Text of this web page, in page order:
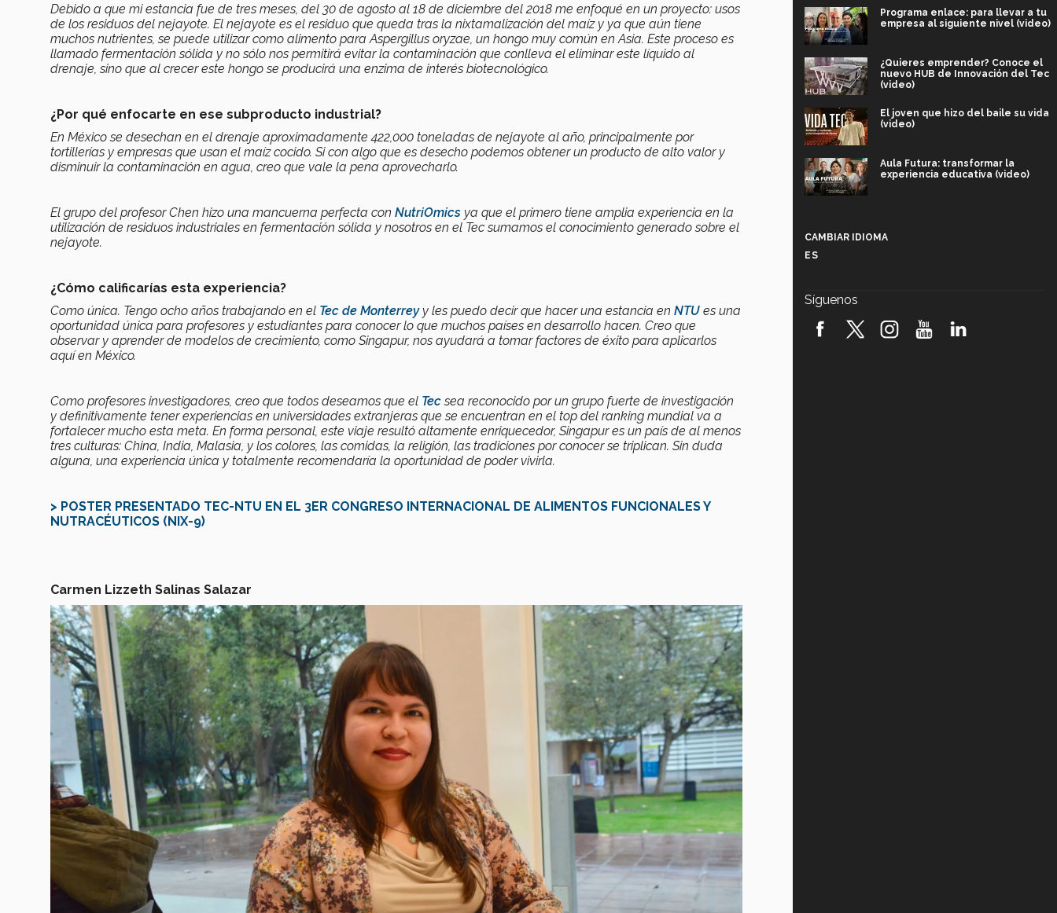
Debido a que mi estancia fue de tres meses, del 30 de agosto al 18 de diciembre del 2018 me enfoqué en un proyecto: usos
de los residuos del nejayote. El nejayote es el residuo que queda tras la nixtamalización del maíz y ya que aún tiene
muchos nutrientes, se puede utilizar como alimento para Aspergillus oryzae, un hongo muy común en Asia. Este proceso es
llamado fermentación sólida y no sólo nos permitirá evitar la contaminación que conlleva el eliminar este líquido al
drenaje, sino que al crecer este hongo se producirá una enzima de interés biotecnológico.
¿Por qué enfocarte en ese subproducto industrial?
En México se desechan en el drenaje aproximadamente 422,000 toneladas de nejayote al año, principalmente por
tortillerías y empresas que usan el maíz cocido. Si con algo que es desecho podemos obtener un producto de alto valor y
disminuir la contaminación en agua, creo que vale la pena aprovecharlo.
El grupo del profesor Chen hizo una mancuerna perfecta con NutriOmics ya que el primero tiene amplia experiencia en la
utilización de residuos industriales en fermentación sólida y nosotros en el Tec sumamos el conocimiento generado sobre el
nejayote.
¿Cómo calificarías esta experiencia?
Como única. Tengo ocho años trabajando en el Tec de Monterreyy les puedo decir que hacer una estancia en NTU es una
oportunidad única para profesores y estudiantes para conocer lo que muchos países en desarrollo hacen. Creo que
observar y aprender de modelos de crecimiento, como Singapur, nos ayudará a tomar factores de éxito para aplicarlos
aquí en México.
Como profesores investigadores, creo que todos deseamos que el Tecsea reconocido por un grupo fuerte de investigación
y definitivamente tener experiencias en universidades extranjeras que se encuentran en el top del ranking mundial va a
fortalecer mucho esta meta. En forma personal, este viaje resultó altamente enriquecedor, Singapur es un país de al menos
tres culturas: China, India, Malasia, y los colores, las comidas, la religión, las tradiciones por conocer se triplican. Sin duda
alguna, una experiencia única y totalmente recomendaría la oportunidad de poder vivirla.
> POSTER PRESENTADO TEC-NTU EN EL 3ER CONGRESO INTERNACIONAL DE ALIMENTOS FUNCIONALES Y
NUTRACÉUTICOS (NIX-9)
Carmen Lizzeth Salinas Salazar
Programa enlace: para llevar a tu
empresa al siguiente nivel (video)
¿Quieres emprender? Conoce el
nuevo HUB de Innovación del Tec
(video)
El joven que hizo del baile su vida
(video)
Aula Futura: transformar la
experiencia educativa (video)
robótica FIRST 2026! (video)
CAMBIAR IDIOMA
ES
Síguenos